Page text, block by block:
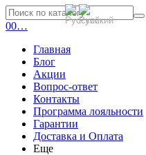
00…
Главная
Блог
Акции
Вопрос-ответ
Контакты
Программа лояльности
Гарантии
Доставка и Оплата
Еще